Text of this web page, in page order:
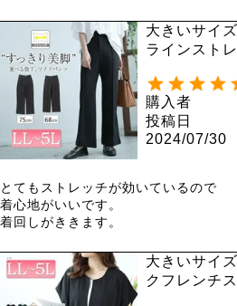
大きいサイ
ラインスト
購入者
投稿日
2024/07/30
とてもストレッチが効いているので
着心地がいいです。
着回しがききます。
大きいサイ
クフレンチ